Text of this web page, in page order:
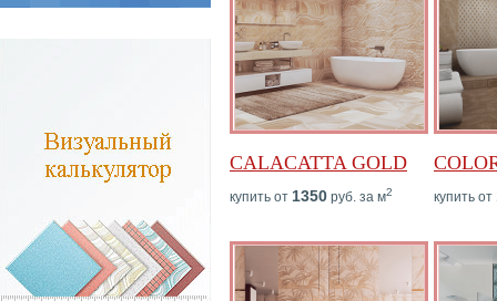
CALACATTA GOLD
купить от 1350 руб. за м2 купить от